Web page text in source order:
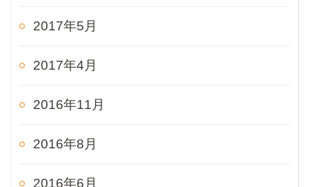
2017年5月
2017年4月
2016年11月
2016年8月
2016年6月